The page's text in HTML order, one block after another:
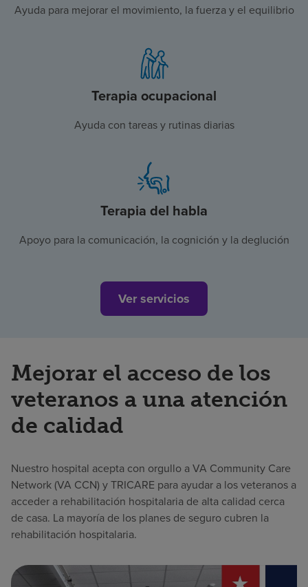
Ayuda para mejorar el movimiento, la fuerza y el equilibrio
Terapia ocupacional
Ayuda con tareas y rutinas diarias
Terapia del habla
Apoyo para la comunicación, la cognición y la deglución
Ver servicios
Mejorar el acceso de los
veteranos a una atención
de calidad
Nuestro hospital acepta con orgullo a VA Community Care
Network (VA CCN) y TRICARE para ayudar a los veteranos a
acceder a rehabilitación hospitalaria de alta calidad cerca
de casa. La mayoría de los planes de seguro cubren la
rehabilitación hospitalaria.